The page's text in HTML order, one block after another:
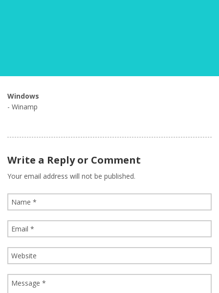
Windows
- Winamp
Write a Reply or Comment
Your email address will not be published.